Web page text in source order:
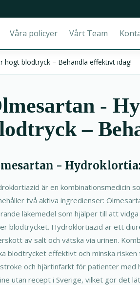
Våra policyer Vårt Team
högt blodtryck – Behandla effektivt idag!
-
–
-
är en kombinationsmedicin
två aktiva ingredienser:
läkemedel som hjälper till att
blodtrycket. Hydroklortiazid är ett
av salt och vätska via urinen.
blodtrycket effektivt och minska
och hjärtinfarkt för patienter
utan recept i Sverige, vilket gör det